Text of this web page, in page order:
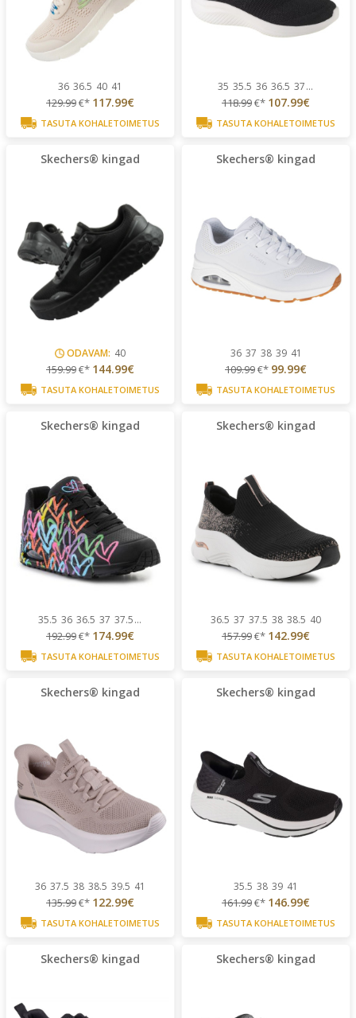
36 36.5 40 41
129.99€* 117.99€
TASUTA KOHALETOIMETUS
35 35.5 36 36.5 37...
118.99€* 107.99€
TASUTA KOHALETOIMETUS
Skechers® kingad
ODAVAM: 40
159.99€* 144.99€
TASUTA KOHALETOIMETUS
Skechers® kingad
36 37 38 39 41
109.99€* 99.99€
TASUTA KOHALETOIMETUS
Skechers® kingad
35.5 36 36.5 37 37.5...
192.99€* 174.99€
TASUTA KOHALETOIMETUS
Skechers® kingad
36.5 37 37.5 38 38.5 40
157.99€* 142.99€
TASUTA KOHALETOIMETUS
Skechers® kingad
36 37.5 38 38.5 39.5 41
135.99€* 122.99€
TASUTA KOHALETOIMETUS
Skechers® kingad
35.5 38 39 41
161.99€* 146.99€
TASUTA KOHALETOIMETUS
Skechers® kingad Skechers® kingad